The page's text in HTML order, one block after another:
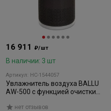
16 911 ₽/шт
В наличии: 3 шт
Артикул: НС-1544057
Увлажнитель воздуха BALLU
AW-500 с функцией очистки
нет отзывов